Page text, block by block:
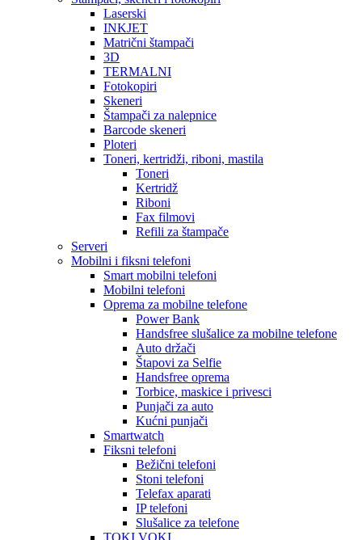
Laserski
INKJET
Matrični štampači
3D
TERMALNI
Fotokopiri
Skeneri
Štampači za nalepnice
Barcode skeneri
Ploteri
Toneri, kertridži, riboni, mastila
Toneri
Kertridž
Riboni
Fax filmovi
Refili za štampače
Serveri
Mobilni i fiksni telefoni
Smart mobilni telefoni
Mobilni telefoni
Oprema za mobilne telefone
Power Bank
Handsfree slušalice za mobilne telefone
Auto držači
Štapovi za Selfie
Handsfree oprema
Torbice, maskice i privesci
Punjači za auto
Kućni punjači
Smartwatch
Fiksni telefoni
Bežični telefoni
Stoni telefoni
Telefax aparati
IP telefoni
Slušalice za telefone